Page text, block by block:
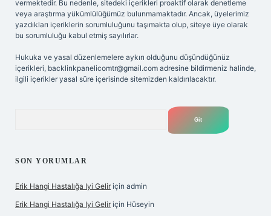
vermektedir. Bu nedenle, sitedeki içerikleri proaktif olarak denetleme
veya araştırma yükümlülüğümüz bulunmamaktadır. Ancak, üyelerimiz
yazdıkları içeriklerin sorumluluğunu taşımakta olup, siteye üye olarak
bu sorumluluğu kabul etmiş sayılırlar.
Hukuka ve yasal düzenlemelere aykırı olduğunu düşündüğünüz
içerikleri, backlinkpanelicomtr@gmail.com adresine bildirmeniz halinde,
ilgili içerikler yasal süre içerisinde sitemizden kaldırılacaktır.
SON YORUMLAR
Erik Hangi Hastalığa Iyi Gelir için admin
Erik Hangi Hastalığa Iyi Gelir için Hüseyin